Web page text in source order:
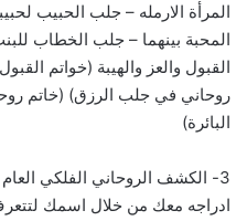
المرأة الارمله – جلب الحبيب
المحبة بينهما – جلب الخطاب
القبول والعز والهيبة (خواتم
روحاني في جلب الرزق) (خاتم
البائرة)
3- الكشف الروحاني الفلكي
ادراجه معك من خلال اسمك